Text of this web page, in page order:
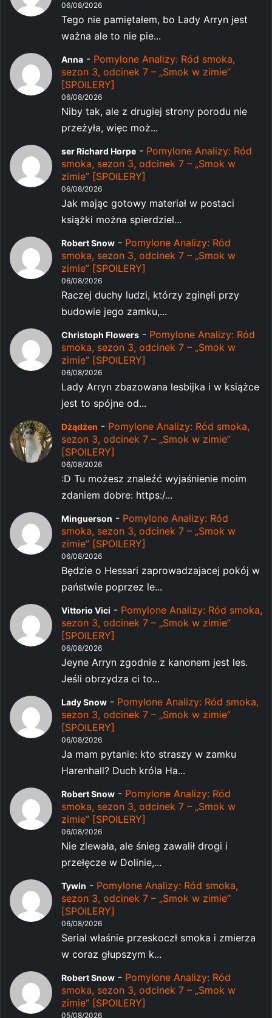
06/08/2026
Tego nie pamiętałem, bo Lady Arryn jest
ważna ale to nie pie...
Anna - Pomylone Analizy: Ród smoka,
sezon 3, odcinek 7 – „Smok w zimie”
[SPOILERY]
06/08/2026
Niby tak, ale z drugiej strony porodu nie
przeżyła, więc moż...
ser Richard Horpe - Pomylone Analizy: Ród
smoka, sezon 3, odcinek 7 – „Smok w
zimie” [SPOILERY]
06/08/2026
Jak mając gotowy materiał w postaci
książki można spierdziel...
Robert Snow - Pomylone Analizy: Ród
smoka, sezon 3, odcinek 7 – „Smok w
zimie” [SPOILERY]
06/08/2026
Raczej duchy ludzi, którzy zginęli przy
budowie jego zamku,...
Christoph Flowers - Pomylone Analizy: Ród
smoka, sezon 3, odcinek 7 – „Smok w
zimie” [SPOILERY]
06/08/2026
Lady Arryn zbazowana lesbijka i w książce
jest to spójne od...
Dżądżen - Pomylone Analizy: Ród smoka,
sezon 3, odcinek 7 – „Smok w zimie”
[SPOILERY]
06/08/2026
:D Tu możesz znaleźć wyjaśnienie moim
zdaniem dobre: https:/...
Minguerson - Pomylone Analizy: Ród
smoka, sezon 3, odcinek 7 – „Smok w
zimie” [SPOILERY]
06/08/2026
Będzie o Hessari zaprowadzajacej pokój w
państwie poprzez le...
Vittorio Vici - Pomylone Analizy: Ród smoka,
sezon 3, odcinek 7 – „Smok w zimie”
[SPOILERY]
06/08/2026
Jeyne Arryn zgodnie z kanonem jest les.
Jeśli obrzydza ci to...
Lady Snow - Pomylone Analizy: Ród smoka,
sezon 3, odcinek 7 – „Smok w zimie”
[SPOILERY]
06/08/2026
Ja mam pytanie: kto straszy w zamku
Harenhall? Duch króla Ha...
Robert Snow - Pomylone Analizy: Ród
smoka, sezon 3, odcinek 7 – „Smok w
zimie” [SPOILERY]
06/08/2026
Nie zlewała, ale śnieg zawalił drogi i
przełęcze w Dolinie,...
Tywin - Pomylone Analizy: Ród smoka,
sezon 3, odcinek 7 – „Smok w zimie”
[SPOILERY]
06/08/2026
Serial właśnie przeskoczł smoka i zmierza
w coraz głupszym k...
Robert Snow - Pomylone Analizy: Ród
smoka, sezon 3, odcinek 7 – „Smok w
zimie” [SPOILERY]
05/08/2026